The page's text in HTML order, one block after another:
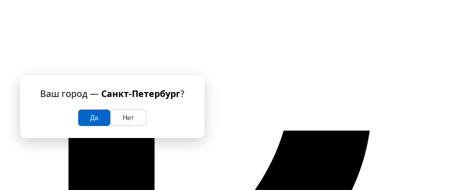
Ваш город — Санкт-Петербург?
Да Нет